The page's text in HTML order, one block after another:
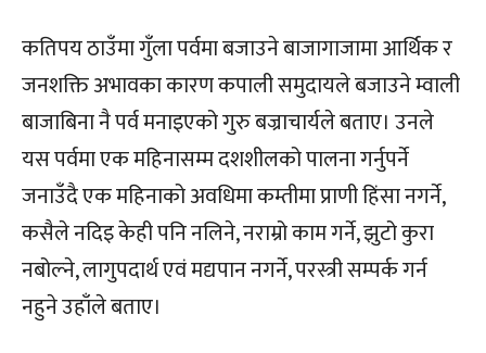
कतिपय ठाउँमा गुँला पर्वमा बजाउने बाजागाजामा आर्थिक र
जनशक्ति अभावका कारण कपाली समुदायले बजाउने म्वाली
बाजाबिना नै पर्व मनाइएको गुरु बज्राचार्यले बताए। उनले
यस पर्वमा एक महिनासम्म दशशीलको पालना गर्नुपर्ने
जनाउँदै एक महिनाको अवधिमा कम्तीमा प्राणी हिंसा नगर्ने,
कसैले नदिइ केही पनि नलिने, नराम्रो काम गर्ने, झुटो कुरा
नबोल्ने, लागुपदार्थ एवं मद्यपान नगर्ने, परस्त्री सम्पर्क गर्न
नहुने उहाँले बताए।